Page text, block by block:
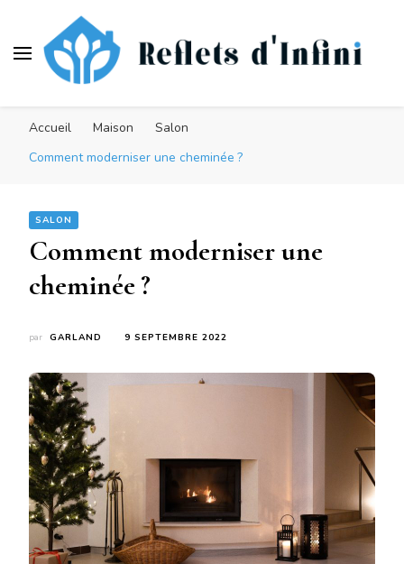
Accueil Maison
Salon
Comment moderniser une cheminée ?
SALON
Comment moderniser une
cheminée ?
par GARLAND 9 SEPTEMBRE 2022